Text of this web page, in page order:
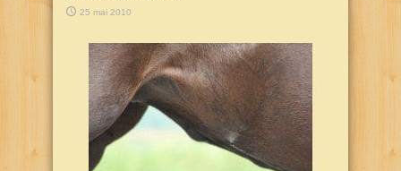
25 mai 2010